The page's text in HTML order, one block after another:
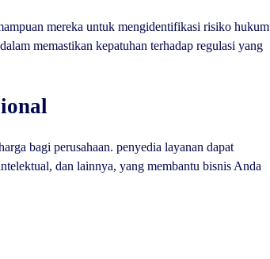
mereka untuk mengidentifikasi risiko hukum
memastikan kepatuhan terhadap regulasi yang
bagi perusahaan. penyedia layanan dapat
dan lainnya, yang membantu bisnis Anda